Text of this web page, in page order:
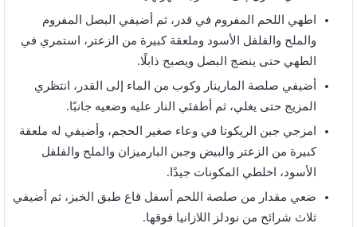
اطهي اللحم المفروم في قدر، ثم أضيفي البصل المفروم
والملح والفلفل الأسود وملعقة كبيرة من الزعتر، استمري في
الطهي حتى ينضج البصل ويصبح ذابلًا.
أضيفي صلصة المارينار وكوب من الماء إلى القدر، انتظري
المزيج حتى يغلي، ثم أطفئي النار عليه وضعيه جانبًا.
امزجي جبن الريكوتا في وعاء صغير الحجم، وأضيفي له ملعقة
كبيرة من الزعتر والبيض وجبن البارميزان والملح والفلفل
الأسود، اخلطي المكونات جيدًا.
ضعي مقدار من صلصة اللحم أسفل قاع طبق الخبز، ثم أضيفي
ثلاث شرائح من نودلز اللازانيا فوقها.